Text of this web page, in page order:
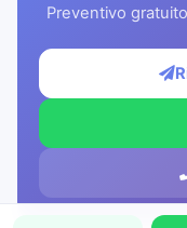
Preventivo